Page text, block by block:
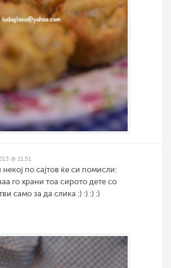
@ 11:51
по сајтов ќе си помисли:
го храни тоа сирото дете со
само за да слика :) :) :) :)